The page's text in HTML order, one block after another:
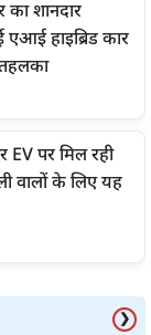
का शानदार
हाइब्रिड कार
EV पर मिल रही
वालों के लिए यह
❯